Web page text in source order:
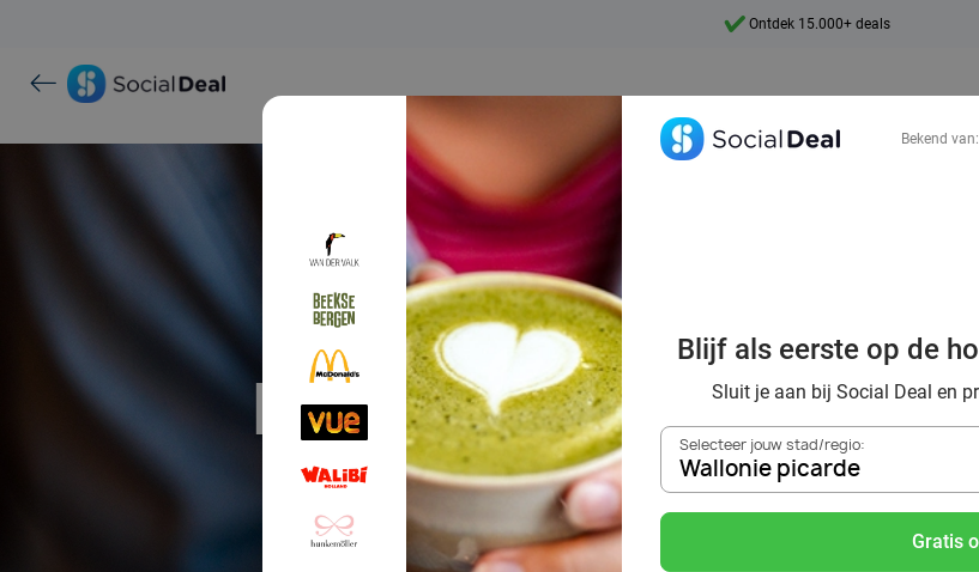
Ontdek 15.000+ deals
Proef matcha met
Wallonie picarde
Bekend van:
Blijf als eerste op de
Sluit je aan bij Social Deal en
Selecteer jouw stad/regio:
Wallonie picarde
Gratis